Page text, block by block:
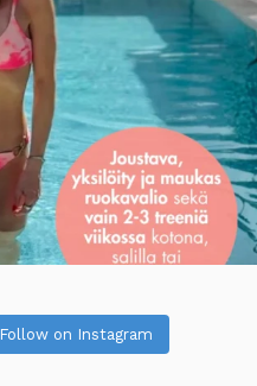
Follow on Instagram